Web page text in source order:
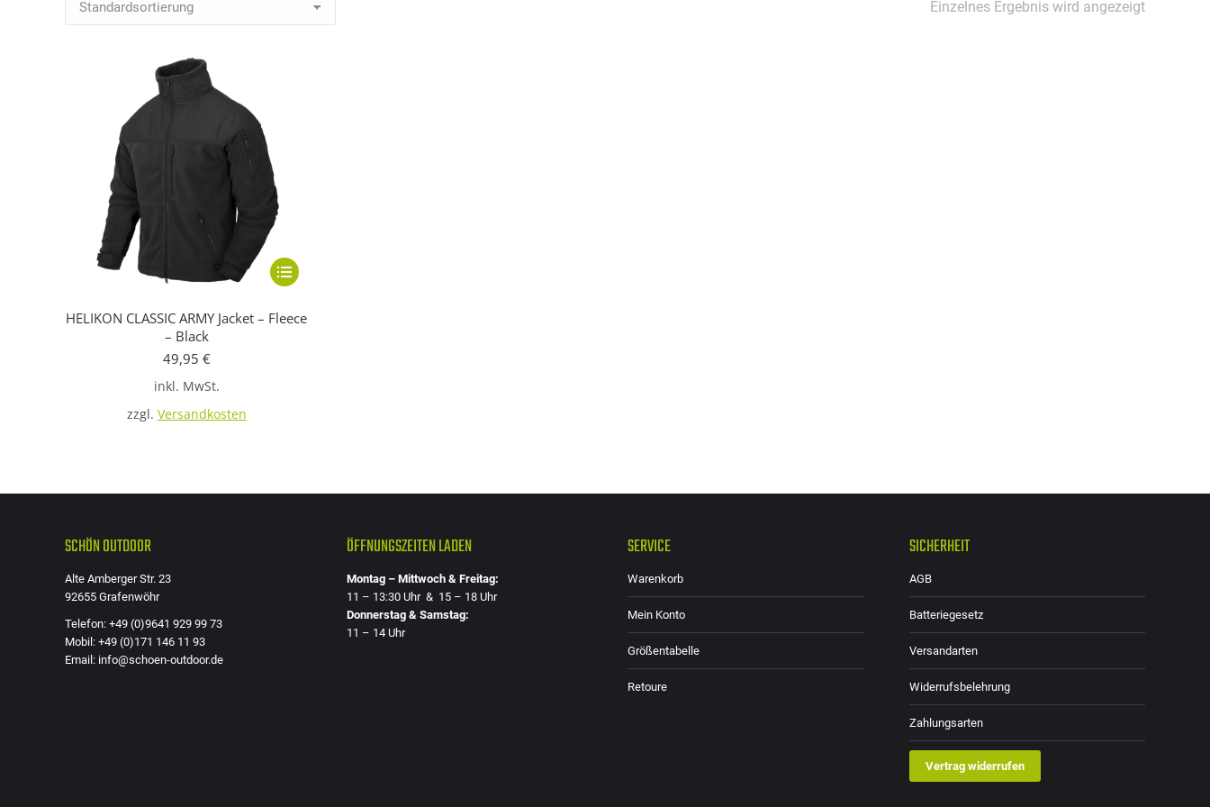
Einzelnes Ergebnis wird angezeigt
Dieses
weist
auf
Produktseite
HELIKON CLASSIC ARMY Jacket – Fleece
– Black
49,95 €
inkl. MwSt.
zzgl. Versandkosten
SCHÖN OUTDOOR
Alte Amberger Str. 23
92655 Grafenwöhr
Telefon: +49 (0)9641 929 99 73
Mobil: +49 (0)171 146 11 93
Email: info@schoen-outdoor.de
ÖFFNUNGSZEITEN LADEN
Montag – Mittwoch & Freitag:
11 – 13:30 Uhr & 15 – 18 Uhr
Donnerstag & Samstag:
11 – 14 Uhr
SERVICE
Warenkorb
Mein Konto
Größentabelle
Retoure
SICHERHEIT
AGB
Batteriegesetz
Versandarten
Widerrufsbelehrung
Zahlungsarten
Vertrag widerrufen